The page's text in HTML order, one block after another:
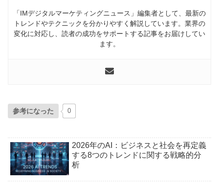
「IMデジタルマーケティングニュース」編集者として、最新の
トレンドやテクニックを分かりやすく解説しています。業界の
変化に対応し、読者の成功をサポートする記事をお届けしてい
ます。
参考になった 0
2026年のAI：ビジネスと社会を再定義
する8つのトレンドに関する戦略的分
析